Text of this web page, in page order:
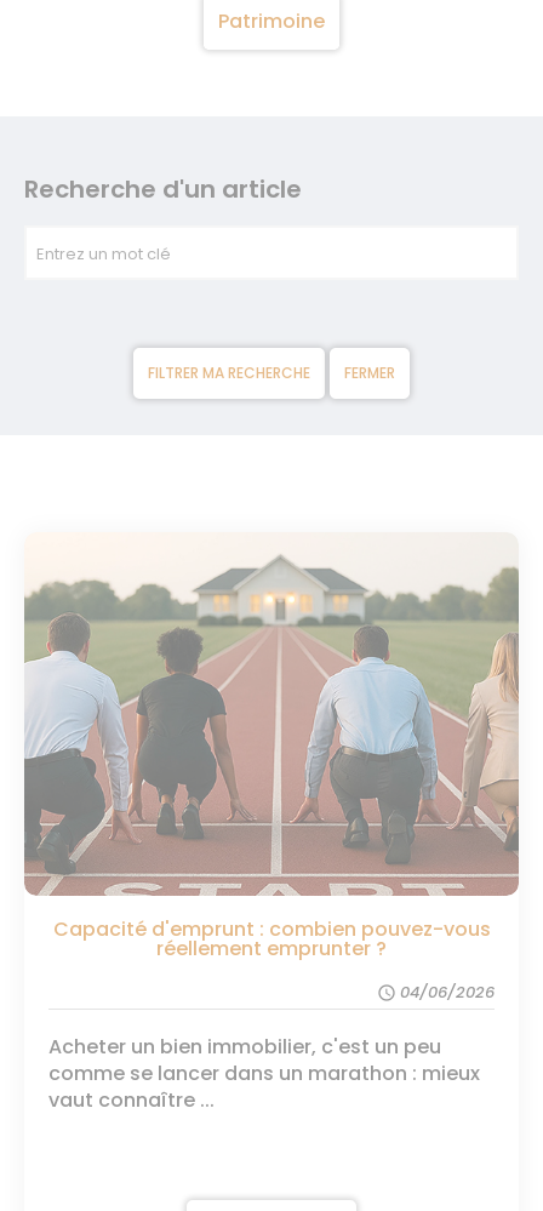
Patrimoine
Recherche d'un article
Entrez un mot clé
FILTRER MA RECHERCHE FERMER
Capacité d'emprunt : combien pouvez-vous
réellement emprunter ?
schedule 04/06/2026
Acheter un bien immobilier, c'est un peu
comme se lancer dans un marathon : mieux
vaut connaître ...